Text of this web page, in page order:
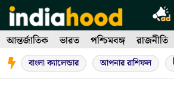
Skip
to
content
আন্তর্জাতিক ভারত পশ্চিমবঙ্গ রাজনীতি
বাংলা ক্যালেন্ডার আপনার রাশিফল